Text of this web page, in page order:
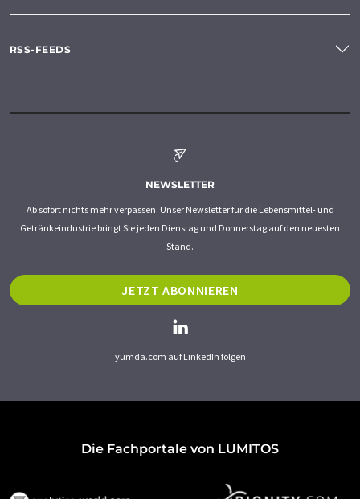
RSS-FEEDS
NEWSLETTER
Ab sofort nichts mehr verpassen: Unser Newsletter für die Lebensmittel- und
Getränkeindustrie bringt Sie jeden Dienstag und Donnerstag auf den neuesten
Stand.
JETZT ABONNIEREN
yumda.com auf LinkedIn folgen
Die Fachportale von LUMITOS